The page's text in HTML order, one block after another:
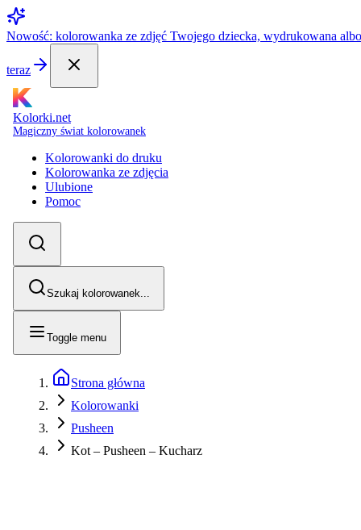
Nowość: kolorowanka ze zdjęć Twojego dziecka, wydrukowana
teraz
Kolorki.net
Magiczny świat kolorowanek
Kolorowanki do druku
Kolorowanka ze zdjęcia
Ulubione
Pomoc
Szukaj kolorowanek...
Toggle menu
Strona główna
Kolorowanki
Pusheen
Kot – Pusheen – Kucharz